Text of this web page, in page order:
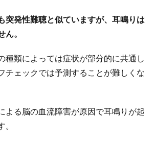
突発性難聴と似ていますが、耳鳴りは
。
種類によっては症状が部分的に共通し
チェックでは予測することが難しくな
よる脳の血流障害が原因で耳鳴りが起